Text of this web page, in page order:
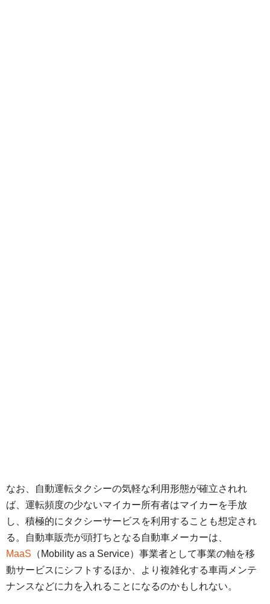
なお、自動運転タクシーの気軽な利用形態が確立されれ
ば、運転頻度の少ないマイカー所有者はマイカーを手放
し、積極的にタクシーサービスを利用することも想定され
る。自動車販売が頭打ちとなる自動車メーカーは、
MaaS （Mobility as a Service）事業者として事業の軸を移
動サービスにシフトするほか、より複雑化する車両メンテ
ナンスなどに力を入れることになるのかもしれない。